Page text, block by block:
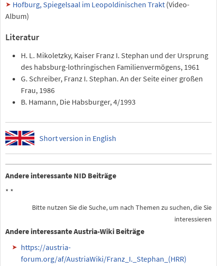
Hofburg, Spiegelsaal im Leopoldinischen Trakt (Video-
Album)
Literatur
H. L. Mikoletzky, Kaiser Franz I. Stephan und der Ursprung
des habsburg-lothringischen Familienvermögens, 1961
G. Schreiber, Franz I. Stephan. An der Seite einer großen
Frau, 1986
B. Hamann, Die Habsburger, 4/1993
Short version in English
Andere interessante NID Beiträge
* *
Bitte nutzen Sie die Suche, um nach Themen zu suchen, die Sie
interessieren
Andere interessante Austria-Wiki Beiträge
https://austria-
forum.org/af/AustriaWiki/Franz_I._Stephan_(HRR)